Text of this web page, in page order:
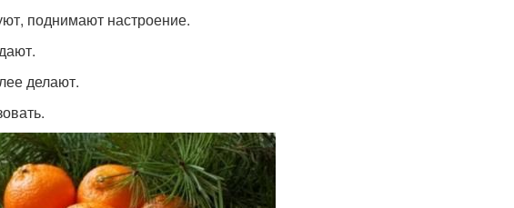
поднимают настроение.
делают.